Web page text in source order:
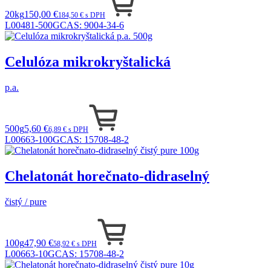
20kg150,00 €184,50 € s DPH
L00481-500GCAS: 9004-34-6
Celulóza mikrokryštalická
p.a.
500g5,60 €6,89 € s DPH
L00663-100GCAS: 15708-48-2
Chelatonát horečnato-didraselný
čistý / pure
100g47,90 €58,92 € s DPH
L00663-10GCAS: 15708-48-2